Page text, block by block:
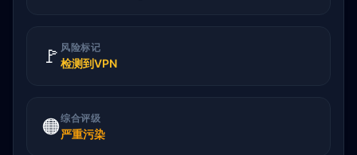
🚩 风险标记
检测到VPN
🟠综合评级
严重污染